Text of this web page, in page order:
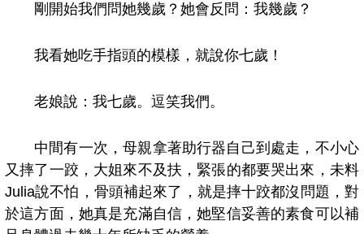
剛開始我們問她幾歲？她會反問：我幾歲？
我看她吃手指頭的模樣，就說你七歲！
老娘說：我七歲。逗笑我們。
中間有一次，母親拿著助行器自己到處走，不小心
又摔了一跤，大姐來不及扶，緊張的都要哭出來，未料
Julia說不怕，骨頭補起來了，就是摔十跤都沒問題，對
於這方面，她真是充滿自信，她堅信妥善的素食可以補